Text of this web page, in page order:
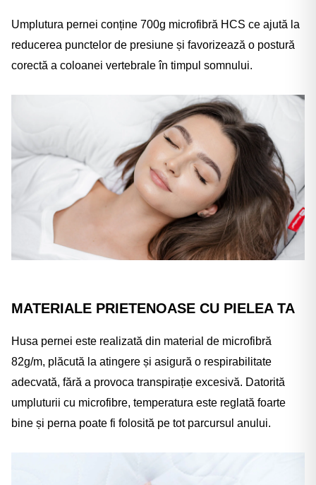
Umplutura pernei conține 700g microfibră HCS ce ajută la
reducerea punctelor de presiune și favorizează o postură
corectă a coloanei vertebrale în timpul somnului.
MATERIALE PRIETENOASE CU PIELEA TA
Husa pernei este realizată din material de microfibră
82g/m, plăcută la atingere și asigură o respirabilitate
adecvată, fără a provoca transpirație excesivă. Datorită
umpluturii cu microfibre, temperatura este reglată foarte
bine și perna poate fi folosită pe tot parcursul anului.